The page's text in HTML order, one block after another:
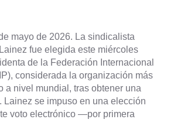
mayo de 2026. La sindicalista
fue elegida este miércoles
de la Federación Internacional
considerada la organización más
a nivel mundial, tras obtener una
Lainez se impuso en una elección
voto electrónico —por primera